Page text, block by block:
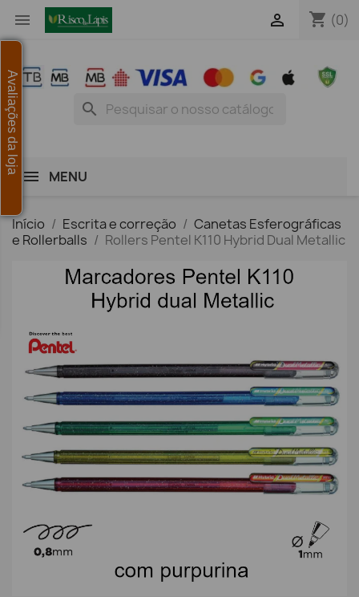
 shopping_cart (0)

search
MENU
Início Escrita e correção
Canetas Esferográficas
e Rollerballs
Rollers Pentel K110 Hybrid Dual Metallic
Avaliações da loja